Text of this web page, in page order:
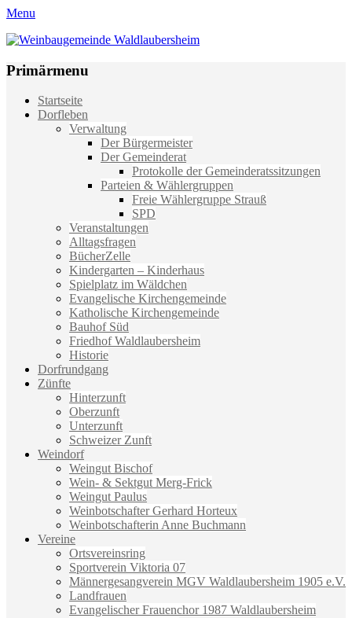
Menu
Weinbaugemeinde Waldlaubersheim
Primärmenu
Weiter
zum
Startseite
Dorfleben
Verwaltung
Der Bürgermeister
Der Gemeinderat
Protokolle der Gemeinderatssitzungen
Parteien & Wählergruppen
Freie Wählergruppe Strauß
SPD
Veranstaltungen
Alltagsfragen
BücherZelle
Kindergarten – Kinderhaus
Spielplatz im Wäldchen
Evangelische Kirchengemeinde
Katholische Kirchengemeinde
Bauhof Süd
Friedhof Waldlaubersheim
Historie
Dorfrundgang
Zünfte
Hinterzunft
Oberzunft
Unterzunft
Schweizer Zunft
Weindorf
Weingut Bischof
Wein- & Sektgut Merg-Frick
Weingut Paulus
Weinbotschafter Gerhard Horteux
Weinbotschafterin Anne Buchmann
Vereine
Ortsvereinsring
Sportverein Viktoria 07
Männergesangverein MGV Waldlaubersheim 1905 e.V.
Landfrauen
Evangelischer Frauenchor 1987 Waldlaubersheim